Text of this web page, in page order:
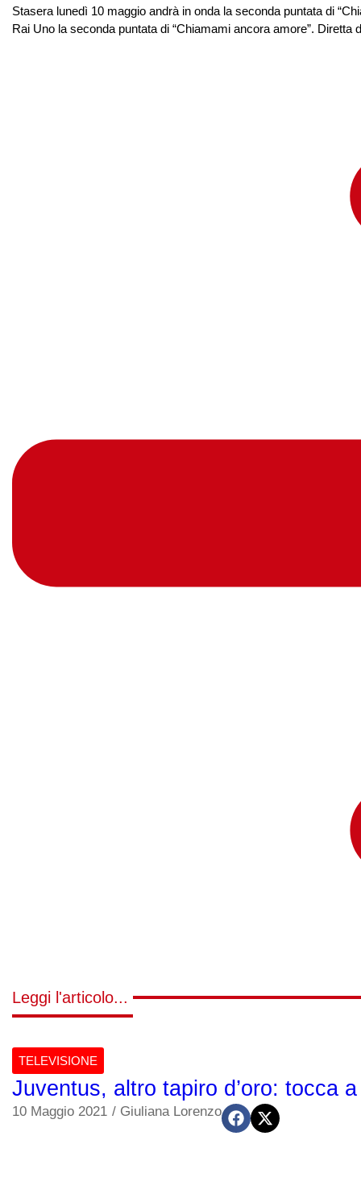
Stasera lunedì 10 maggio andrà in onda la seconda puntata di
Rai Uno la seconda puntata di “Chiamami ancora amore”.
Leggi l'articolo...
TELEVISIONE
Juventus, altro tapiro d’oro: tocca
10 Maggio 2021 / Giuliana Lorenzo